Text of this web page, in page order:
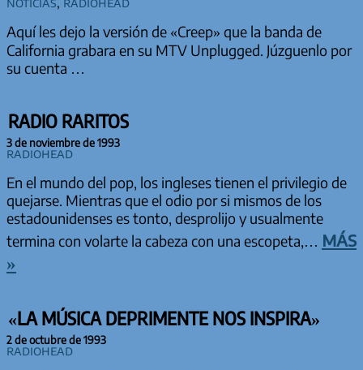
Aquí les dejo la versión de «Creep» que la banda de
California grabara en su MTV Unplugged. Júzguenlo por
su cuenta …
RADIO RARITOS
3 de noviembre de 1993
Radiohead
En el mundo del pop, los ingleses tienen el privilegio de
quejarse. Mientras que el odio por si mismos de los
estadounidenses es tonto, desprolijo y usualmente
termina con volarte la cabeza con una escopeta,… más
»
«LA MÚSICA DEPRIMENTE NOS INSPIRA»
2 de octubre de 1993
Radiohead